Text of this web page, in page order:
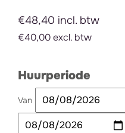
€48,40 incl. btw
€40,00 excl. btw
Huurperiode
Van